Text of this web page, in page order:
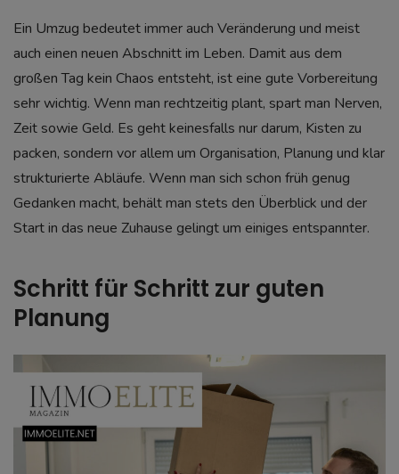
Ein Umzug bedeutet immer auch Veränderung und meist
auch einen neuen Abschnitt im Leben. Damit aus dem
großen Tag kein Chaos entsteht, ist eine gute Vorbereitung
sehr wichtig. Wenn man rechtzeitig plant, spart man Nerven,
Zeit sowie Geld. Es geht keinesfalls nur darum, Kisten zu
packen, sondern vor allem um Organisation, Planung und klar
strukturierte Abläufe. Wenn man sich schon früh genug
Gedanken macht, behält man stets den Überblick und der
Start in das neue Zuhause gelingt um einiges entspannter.
Schritt für Schritt zur guten
Planung